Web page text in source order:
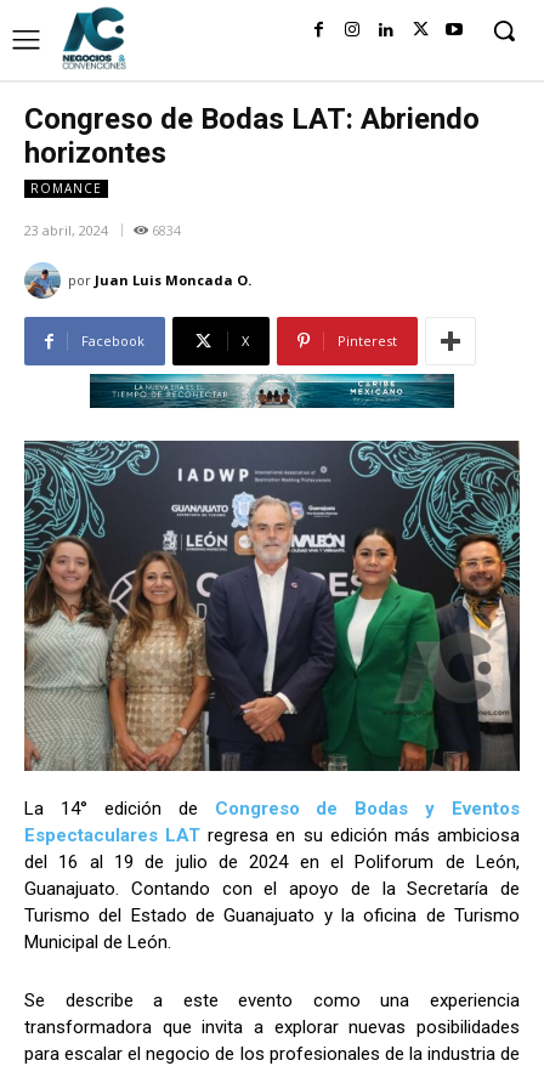
Congreso de Bodas LAT: Abriendo
horizontes
ROMANCE
23 abril, 2024 6834
por Juan Luis Moncada O.
Facebook X Pinterest
La 14° edición de Congreso de Bodas y Eventos
Espectaculares LAT regresa en su edición más ambiciosa
del 16 al 19 de julio de 2024 en el Poliforum de León,
Guanajuato. Contando con el apoyo de la Secretaría de
Turismo del Estado de Guanajuato y la oficina de Turismo
Municipal de León.
Se describe a este evento como una experiencia
transformadora que invita a explorar nuevas posibilidades
para escalar el negocio de los profesionales de la industria de